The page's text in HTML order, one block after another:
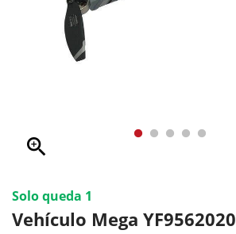
zoom_in
Solo queda 1
Vehículo Mega YF9562020